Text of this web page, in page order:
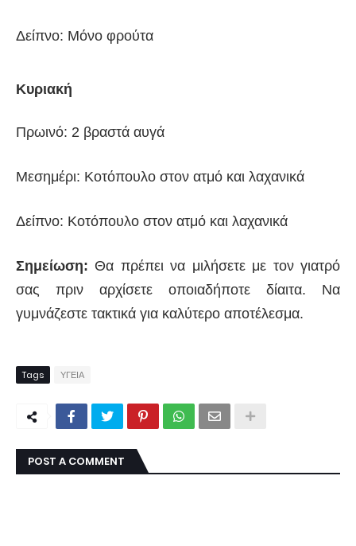
Δείπνο: Μόνο φρούτα
Κυριακή
Πρωινό: 2 βραστά αυγά
Μεσημέρι: Κοτόπουλο στον ατμό και λαχανικά
Δείπνο: Κοτόπουλο στον ατμό και λαχανικά
Σημείωση: Θα πρέπει να μιλήσετε με τον γιατρό
σας πριν αρχίσετε οποιαδήποτε δίαιτα. Να
γυμνάζεστε τακτικά για καλύτερο αποτέλεσμα.
Tags ΥΓΕΙΑ
POST A COMMENT